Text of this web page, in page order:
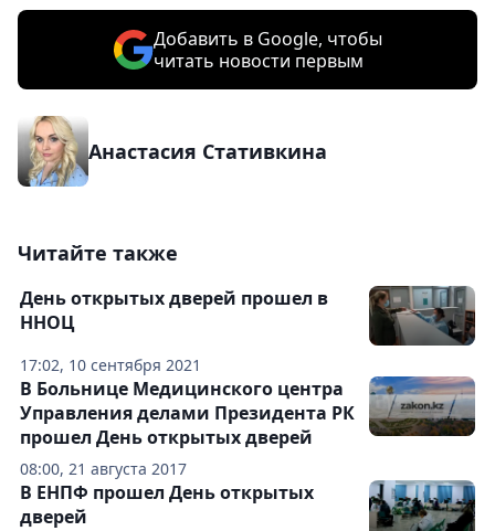
Добавить в Google, чтобы
читать новости первым
Анастасия Стативкина
Читайте также
17:02, 10 сентября 2021
День открытых дверей прошел в
ННОЦ
08:00, 21 августа 2017
В Больнице Медицинского центра
Управления делами Президента РК
прошел День открытых дверей
В ЕНПФ прошел День открытых
дверей